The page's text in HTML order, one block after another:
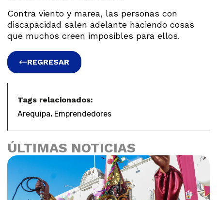
Contra viento y marea, las personas con
discapacidad salen adelante haciendo cosas
que muchos creen imposibles para ellos.
REGRESAR
Tags relacionados:
Arequipa, Emprendedores
ÚLTIMAS NOTICIAS